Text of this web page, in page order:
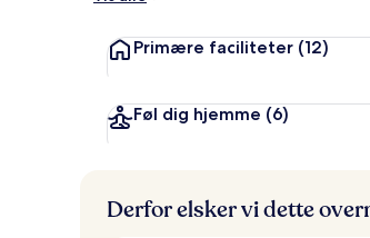
Primære faciliteter (12)
Føl dig hjemme (6)
Derfor elsker vi dette